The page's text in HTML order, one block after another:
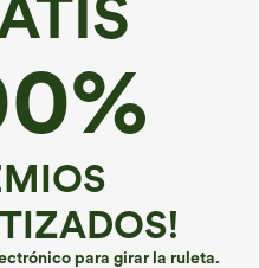
para girar la ruleta.